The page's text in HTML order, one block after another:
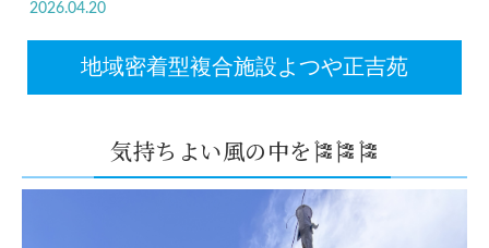
2026.04.20
地域密着型複合施設よつや正吉苑
気持ちよい風の中を🎏🎏🎏